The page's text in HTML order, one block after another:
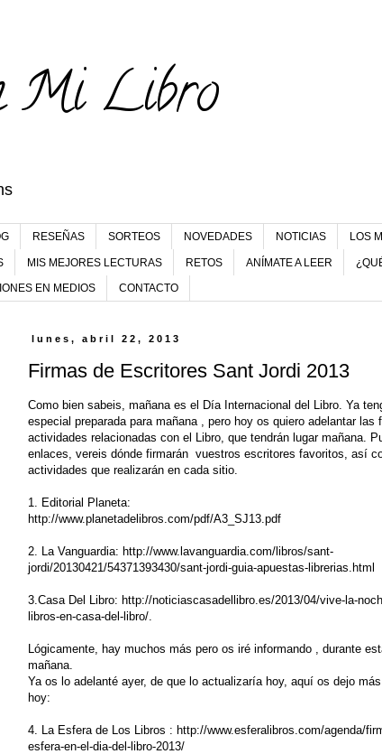
Mi Libro
RESEÑAS SORTEOS NOVEDADES NOTICIAS LOS
MIS MEJORES LECTURAS RETOS ANÍMATE A LEER
EN MEDIOS CONTACTO
lunes, abril 22, 2013
Firmas de Escritores Sant Jordi 2013
Como bien sabeis, mañana es el Día Internacional del Libro. Ya
especial preparada para mañana , pero hoy os quiero adelantar las
actividades relacionadas con el Libro, que tendrán lugar mañana.
enlaces, vereis dónde firmarán vuestros escritores favoritos, así
actividades que realizarán en cada sitio.
1. Editorial Planeta:
http://www.planetadelibros.com/pdf/A3_SJ13.pdf
2. La Vanguardia: http://www.lavanguardia.com/libros/sant-
jordi/20130421/54371393430/sant-jordi-guia-apuestas-librerias.html
3.Casa Del Libro: http://noticiascasadellibro.es/2013/04/vive-la-
libros-en-casa-del-libro/
Lógicamente, hay muchos más pero os iré informando , durante
mañana.
Ya os lo adelanté ayer, de que lo actualizaría hoy, aquí os dejo
hoy:
4. La Esfera de Los Libros : http://www.esferalibros.com/agenda/
esfera-en-el-dia-del-libro-2013/